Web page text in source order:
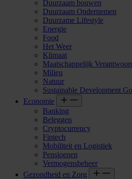
Duurzaam bouwen
Duurzaam Ondernemen
Duurzame Lifestyle
Energie
Food
Het Weer
Klimaat
Maatschappelijk
Milieu
Natuur
Sustainable Development
Economie
Banking
Beleggen
Cryptocurrency
Fintech
Mobiliteit en Logistiek
Pensioenen
Vermogensbeheer
Gezondheid en Zorg